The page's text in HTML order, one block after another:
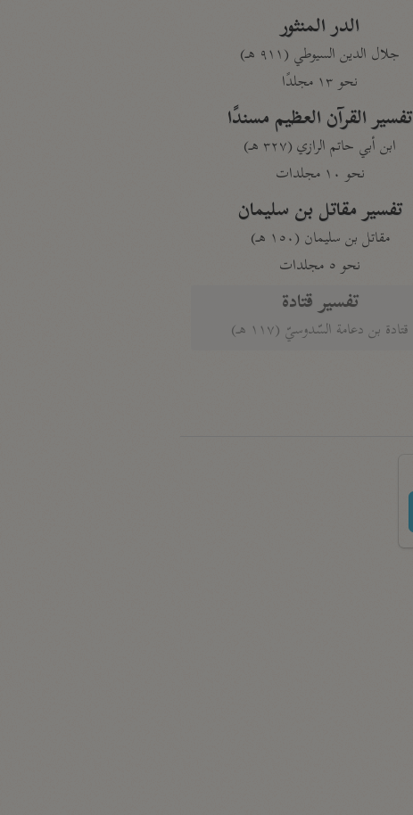
الدر المنثور
جلال الدين السيوطي (٩١١ هـ)
نحو ١٣ مجلدًا
تفسير القرآن العظيم مسندًا
ابن أبي حاتم الرازي (٣٢٧ هـ)
نحو ١٠ مجلدات
تفسير مقاتل بن سليمان
مقاتل بن سليمان (١٥٠ هـ)
نحو ٥ مجلدات
تفسير قتادة
قتادة بن دعامة السّدوسيّ (١١٧ هـ)